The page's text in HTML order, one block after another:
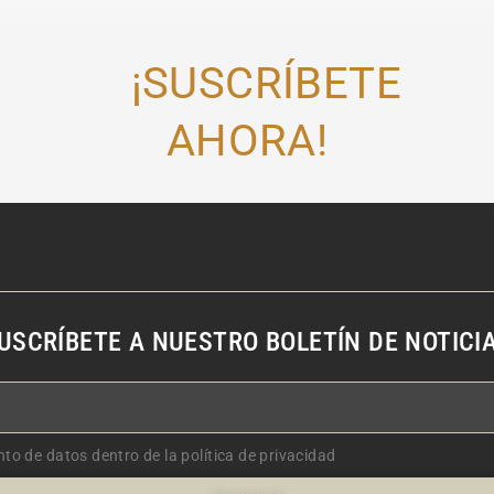
¡SUSCRÍBETE
AHORA!
A NUESTRO BOLETÍN DE
de datos dentro de la política de privacidad